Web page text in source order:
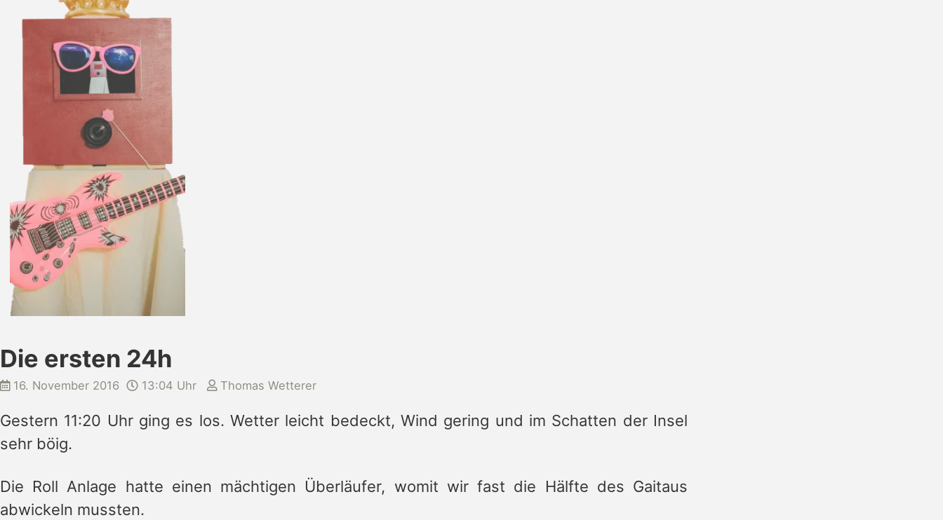
Die ersten 24h
16. November 2016 13:04 Uhr Thomas Wetterer
Gestern 11:20 Uhr ging es los. Wetter leicht bedeckt, Wind gering und im Schatten der Insel
sehr böig.
Die Roll Anlage hatte einen mächtigen Überläufer, womit wir fast die Hälfte des Gaitaus
abwickeln mussten.